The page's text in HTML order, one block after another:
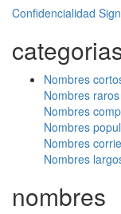
Confidencialidad
Nombres
Nombres raros
Nombres
Nombres
Nombres
Nombres
nombres